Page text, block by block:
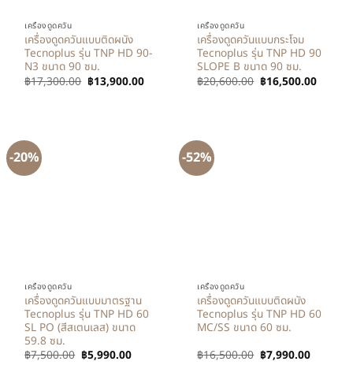
เครื่องดูดควัน
เครื่องดูดควันแบบติดผนัง
Tecnoplus รุ่น TNP HD 90-
N3 ขนาด 90 ซม.
฿17,300.00 ฿13,900.00
เครื่องดูดควัน
เครื่องดูดควันแบบกระโจม
Tecnoplus รุ่น TNP HD 90
SLOPE B ขนาด 90 ซม.
฿20,600.00 ฿16,500.00
-20%
เครื่องดูดควัน
เครื่องดูดควันแบบมาตรฐาน
Tecnoplus รุ่น TNP HD 60
SL PO (สีสเตนเลส) ขนาด
59.8 ซม.
฿7,500.00 ฿5,990.00
-52%
เครื่องดูดควัน
เครื่องดูดควันแบบติดผนัง
Tecnoplus รุ่น TNP HD 60
MC/SS ขนาด 60 ซม.
฿16,500.00 ฿7,990.00